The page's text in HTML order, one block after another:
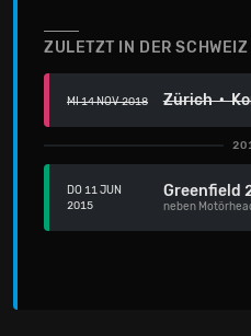
ZULETZT IN DER SCHWEIZ
MI 14 NOV 2018 Zürich ·
DO 11 JUN
2015
Greenfield
neben